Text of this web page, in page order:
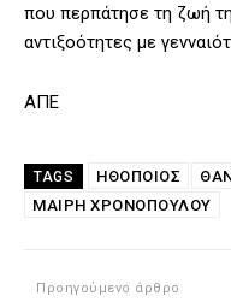
που περπάτησε τη ζωή
αντιξοότητες με
ΑΠΕ
TAGS ΗΘΟΠΟΙΟΣ
ΜΑΊΡΗ ΧΡΟΝΟΠΟΎΛΟΥ
Προηγούμενο άρθρο